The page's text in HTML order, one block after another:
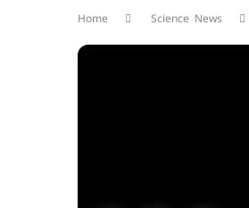
Home Science News